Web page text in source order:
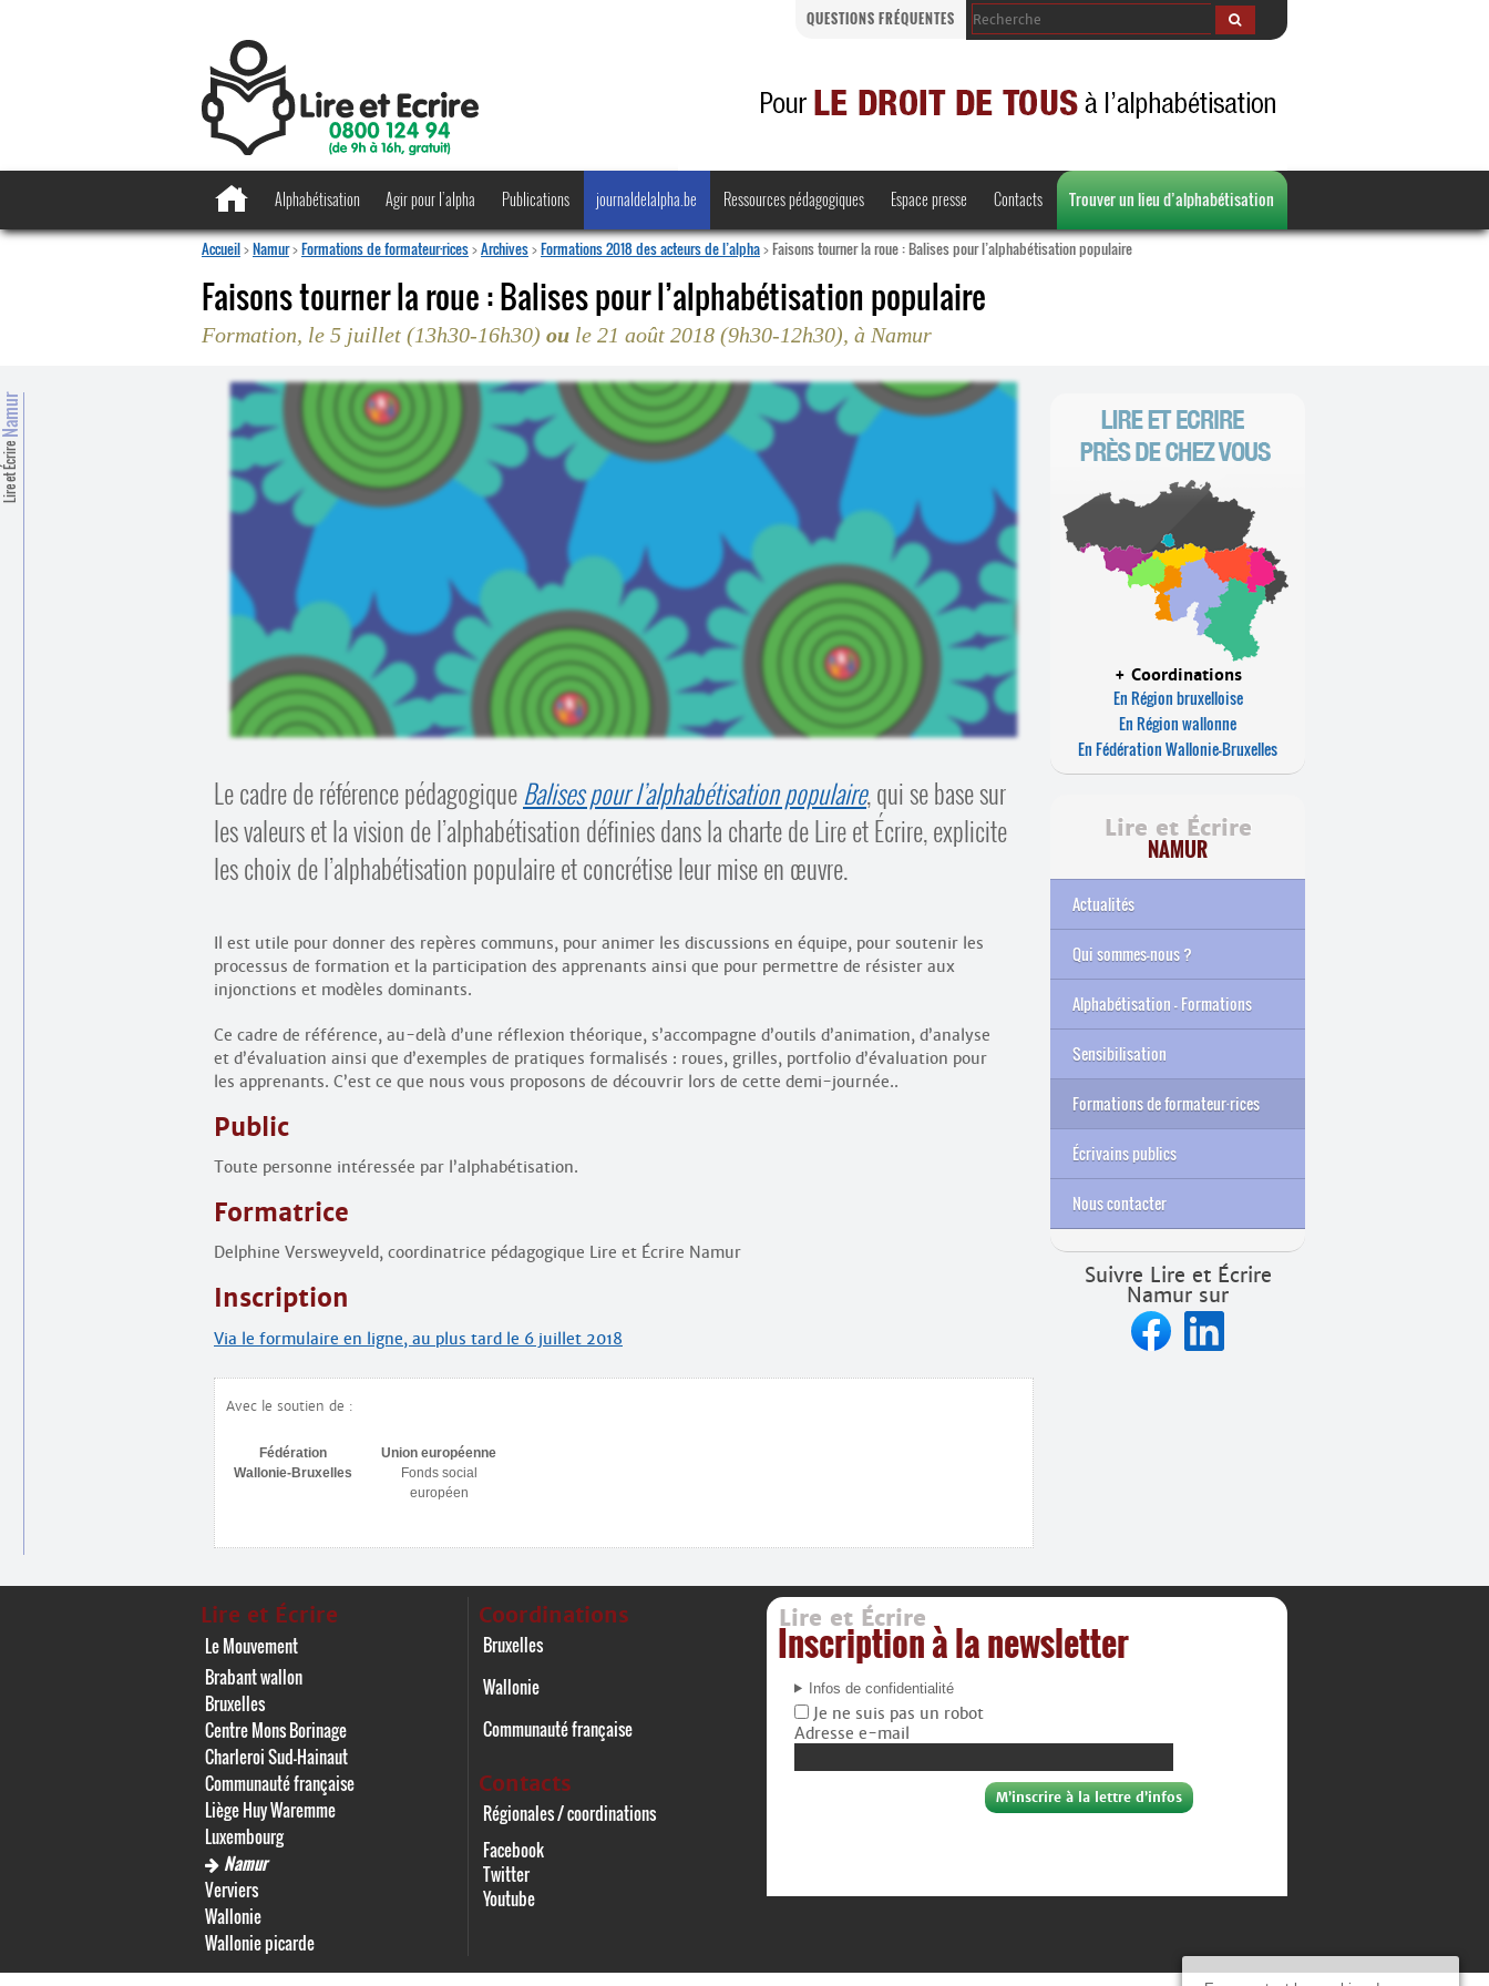
QUESTIONS FRÉQUENTES
Alphabétisation Agir pour l’alpha Publications
·
journaldelalpha.be Ressources pédagogiques
Bienvenue en Belgique
Espace presse Contacts Trouver un lieu d’alphabétisation
Accueil>Namur>Formations de formateur·rices>Archives>Formations 2018 des acteurs de l’alpha>Faisons tourner la roue : Balises pour l’alphabétisation populaire
Faisons tourner la roue : Balises pour l’alphabétisation populaire
Formation, le 5 juillet (13h30-16h30) ou le 21 août 2018 (9h30-12h30), à Namur
Lire et Écrire
Le cadre de référence pédagogique Balises pour l’alphabétisation populaire, qui se base sur
les valeurs et la vision de l’alphabétisation définies dans la charte de Lire et Écrire, explicite
les choix de l’alphabétisation populaire et concrétise leur mise en œuvre.
Il est utile pour donner des repères communs, pour animer les discussions en équipe, pour soutenir les
processus de formation et la participation des apprenants ainsi que pour permettre de résister aux
injonctions et modèles dominants.
Ce cadre de référence, au-delà d’une réflexion théorique, s’accompagne d’outils d’animation, d’analyse
et d’évaluation ainsi que d’exemples de pratiques formalisés : roues, grilles, portfolio d’évaluation pour
les apprenants. C’est ce que nous vous proposons de découvrir lors de cette demi-journée..
Public
Toute personne intéressée par l’alphabétisation.
Formatrice
Delphine Versweyveld, coordinatrice pédagogique Lire et Écrire Namur
Inscription
Via le formulaire en ligne, au plus tard le 6 juillet 2018
Avec le soutien de :
Fédération
Wallonie-Bruxelles
Union européenne
Fonds social
européen
+ Coordinations
En Région bruxelloise
En Région wallonne
En Fédération Wallonie-Bruxelles
Lire et Écrire
NAMUR
Actualités
Qui sommes-nous ?
Alphabétisation – Formations
Sensibilisation
Formations de formateur·rices
Archives
Écrivains publics
Nous contacter
Suivre Lire et Écrire
Namur sur
Lire et Écrire
Le Mouvement
Brabant wallon
Bruxelles
Centre Mons Borinage
Charleroi Sud-Hainaut
Communauté française
Liège Huy Waremme
Luxembourg
Namur
Verviers
Wallonie
Wallonie picarde
Coordinations
Bruxelles
Wallonie
Communauté française
Contacts
Régionales / coordinations
Facebook
Twitter
Youtube
Lire et Écrire
Inscription à la newsletter
Infos de confidentialité
Je ne suis pas un robot
Adresse e-mail